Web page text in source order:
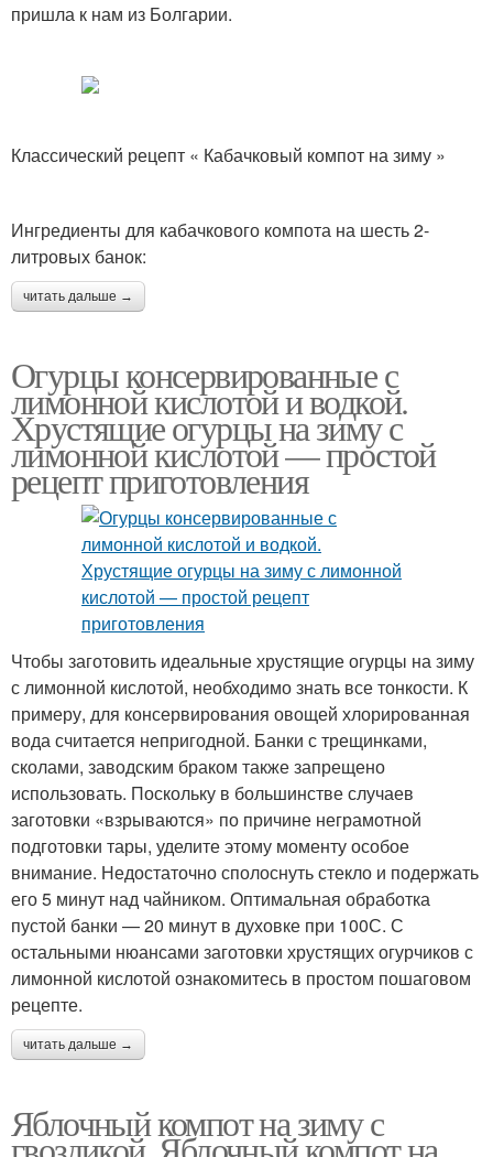
пришла к нам из Болгарии.
Классический рецепт « Кабачковый компот на зиму »
Ингредиенты для кабачкового компота на шесть 2-
литровых банок:
читать дальше →
Огурцы консервированные с
лимонной кислотой и водкой.
Хрустящие огурцы на зиму с
лимонной кислотой — простой
рецепт приготовления
Чтобы заготовить идеальные хрустящие огурцы на зиму
с лимонной кислотой, необходимо знать все тонкости. К
примеру, для консервирования овощей хлорированная
вода считается непригодной. Банки с трещинками,
сколами, заводским браком также запрещено
использовать. Поскольку в большинстве случаев
заготовки «взрываются» по причине неграмотной
подготовки тары, уделите этому моменту особое
внимание. Недостаточно сполоснуть стекло и подержать
его 5 минут над чайником. Оптимальная обработка
пустой банки — 20 минут в духовке при 100С. С
остальными нюансами заготовки хрустящих огурчиков с
лимонной кислотой ознакомитесь в простом пошаговом
рецепте.
читать дальше →
Яблочный компот на зиму с